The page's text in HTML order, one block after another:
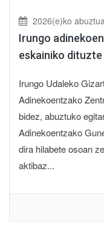
2026(e)ko
Irungo
eskainiko
Irungo Udaleko
Adinekoentzako
bidez, abuztuko
Adinekoentzako
dira hilabete osoan
aktibaz...